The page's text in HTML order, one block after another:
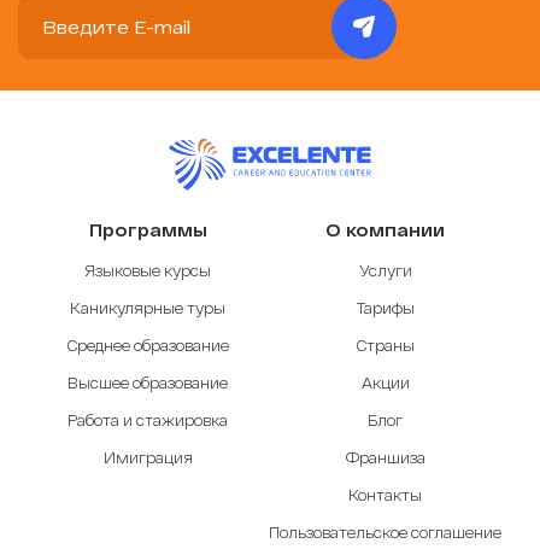
Программы
Языковые курсы
Каникулярные туры
Среднее образование
Высшее образование
Работа и стажировка
Имиграция
О компании
Услуги
Тарифы
Страны
Акции
Блог
Франшиза
Контакты
Пользовательское соглашение